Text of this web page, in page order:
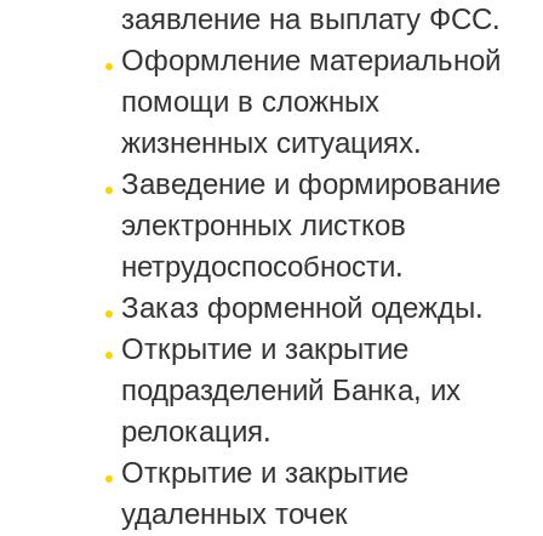
заявление на выплату ФСС.
Оформление материальной
помощи в сложных
жизненных ситуациях.
Заведение и формирование
электронных листков
нетрудоспособности.
Заказ форменной одежды.
Открытие и закрытие
подразделений Банка, их
релокация.
Открытие и закрытие
удаленных точек